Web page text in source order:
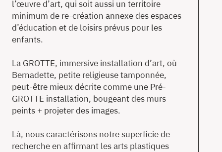
l’œuvre d’art, qui soit aussi un territoire
minimum de re-création annexe des espaces
d’éducation et de loisirs prévus pour les
enfants.
La GROTTE, immersive installation d’art, où
Bernadette, petite religieuse tamponnée,
peut-être mieux décrite comme une Pré-
GROTTE installation, bougeant des murs
peints + projeter des images.
Là, nous caractérisons notre superficie de
recherche en affirmant les arts plastiques